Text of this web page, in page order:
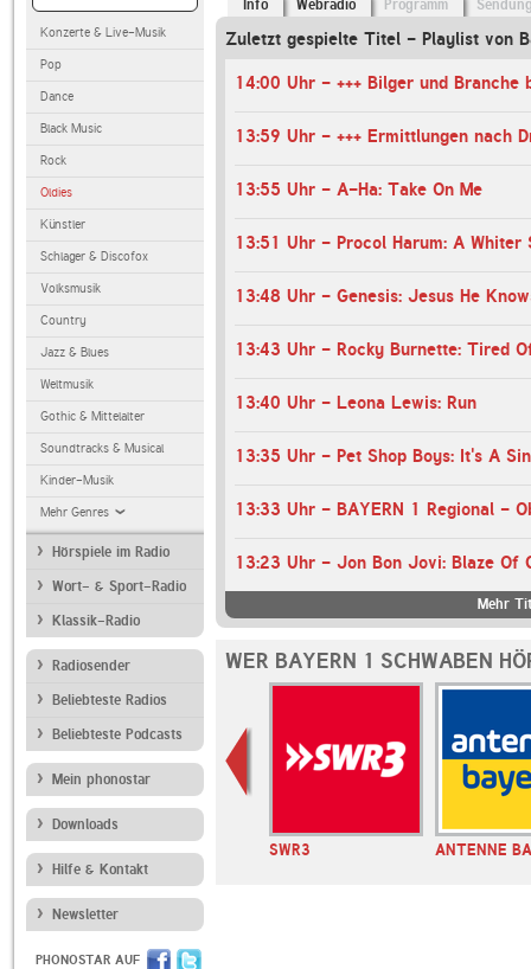
Konzerte & Live-Musik
Pop
Dance
Black Music
Rock
Oldies
Künstler
Schlager & Discofox
Volksmusik
Country
Jazz & Blues
Weltmusik
Gothic & Mittelalter
Soundtracks & Musical
Kinder-Musik
Mehr Genres
Hörspiele im Radio
Wort- & Sport-Radio
Klassik-Radio
Radiosender
Beliebteste Radios
Beliebteste Podcasts
Mein phonostar
Downloads
Hilfe & Kontakt
Newsletter
PHONOSTAR AUF
Info Webradio Programm
Zuletzt gespielte Titel - Playlist von
13:55 Uhr - A-Ha: Take On Me
13:51 Uhr - Procol Harum: A Whiter
13:48 Uhr - Genesis: Jesus He
13:43 Uhr - Rocky Burnette: Tired
13:40 Uhr - Leona Lewis: Run
13:35 Uhr - Pet Shop Boys: It's A Sin
13:33 Uhr - BAYERN 1 Regional -
13:23 Uhr - Jon Bon Jovi: Blaze Of
Mehr
WER BAYERN 1 SCHWABEN
RADIO BOB! SWR3 ANTENNE